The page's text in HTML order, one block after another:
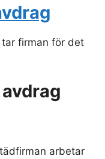
firman för det
arbetar